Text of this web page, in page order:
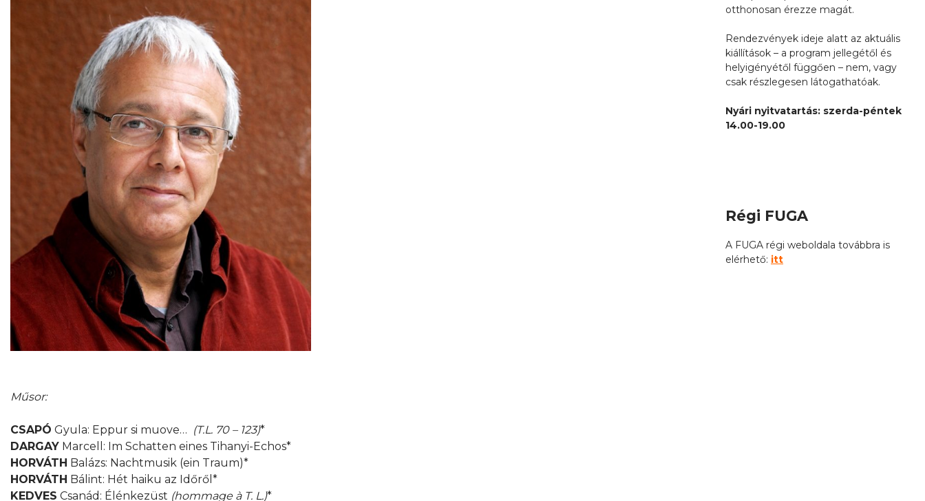
Műsor:
CSAPÓ Gyula: Eppur si muove… (T.L. 70 – 123)*
DARGAY Marcell: Im Schatten eines Tihanyi-Echos*
HORVÁTH Balázs: Nachtmusik (ein Traum)*
HORVÁTH Bálint: Hét haiku az Időről*
KEDVES Csanád: Élénkezüst (hommage à T. L.)*
otthonosan érezze magát.
Rendezvények ideje alatt az aktuális
kiállítások – a program jellegétől és
helyigényétől függően – nem, vagy
csak részlegesen látogathatóak.
Nyári nyitvatartás: szerda-péntek
14.00-19.00
Régi FUGA
A FUGA régi weboldala továbbra is
elérhető: itt